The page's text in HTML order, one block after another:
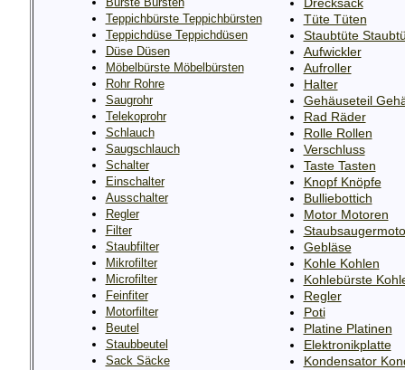
Teppichbürste Teppichbürsten
Teppichdüse Teppichdüsen
Düse Düsen
Möbelbürste Möbelbürsten
Rohr Rohre
Saugrohr
Telekoprohr
Schlauch
Saugschlauch
Schalter
Einschalter
Ausschalter
Regler
Filter
Staubfilter
Mikrofilter
Microfilter
Feinfiter
Motorfilter
Beutel
Staubbeutel
Sack Säcke
Drecksack
Tüte Tüten
Staubtüte
Aufwickler
Aufroller
Halter
Gehäuseteil
Rad Räder
Rolle Rollen
Verschluss
Taste Tasten
Knopf Knöpfe
Bulliebottich
Motor Motoren
Gebläse
Kohle Kohlen
Kohlebürste
Regler
Poti
Platine Platinen
Elektronikplatte
Kondensator